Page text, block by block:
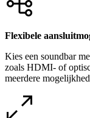
Flexibele
Kies een soundbar
zoals HDMI- of
meerdere